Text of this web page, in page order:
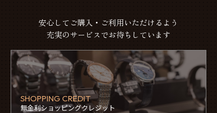
安心してご購入・ご利用いただけるよう
充実のサービスでお待ちしています
SHOPPING CREDIT
無金利ショッピングクレジット